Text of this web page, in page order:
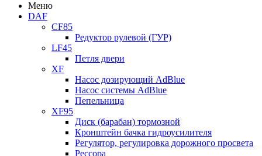
Меню
DAF
CF85
Редуктор рулевой (ГУР)
LF45
Петля двери
XF
Насос дозирующий AdBlue
Насос системы AdBlue
Пепельница
XF95
Диск (барабан) тормозной
Кронштейн бачка гидроусилителя
Регулятор, регулировка дорожного просвета
Рессора